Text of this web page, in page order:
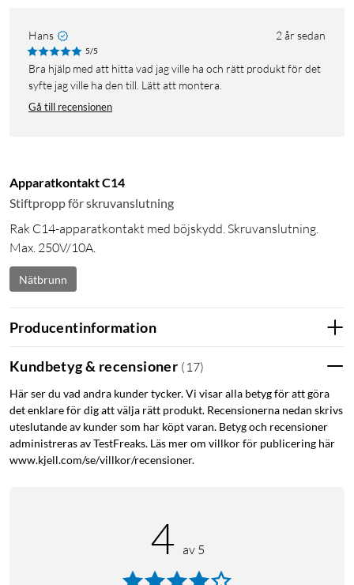
Hans 2 år sedan
5/5
Bra hjälp med att hitta vad jag ville ha och rätt produkt för det
syfte jag ville ha den till. Lätt att montera.
Gå till recensionen
Apparatkontakt C14
Stiftpropp för skruvanslutning
Rak C14-apparatkontakt med böjskydd. Skruvanslutning.
Max. 250V/10A.
Nätbrunn
Producentinformation
Kundbetyg & recensioner ( 17)
Här ser du vad andra kunder tycker. Vi visar alla betyg för att göra
det enklare för dig att välja rätt produkt. Recensionerna nedan skrivs
uteslutande av kunder som har köpt varan. Betyg och recensioner
administreras av TestFreaks. Läs mer om villkor för publicering här
www.kjell.com/se/villkor/recensioner.
4 av 5